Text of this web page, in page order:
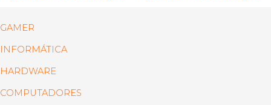
GAMER
INFORMÁTICA
HARDWARE
COMPUTADORES